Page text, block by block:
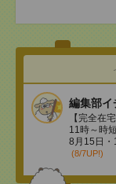
編集部イ
【完全在
11時～時
8月15日・
(8/7UP!)